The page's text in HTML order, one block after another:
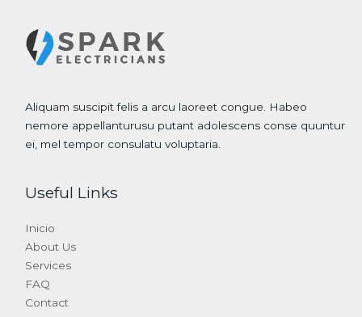
Aliquam suscipit felis a arcu laoreet congue. Habeo
nemore appellanturusu putant adolescens conse quuntur
ei, mel tempor consulatu voluptaria.
Useful Links
Inicio
About Us
Services
FAQ
Contact